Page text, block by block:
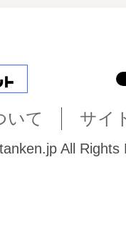
いて サイ
All Rights